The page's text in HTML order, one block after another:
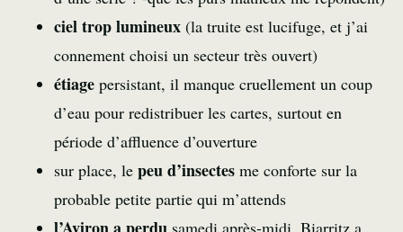
ciel trop lumineux (la truite est lucifuge, et j’ai
connement choisi un secteur très ouvert)
étiage persistant, il manque cruellement un coup
d’eau pour redistribuer les cartes, surtout en
période d’affluence d’ouverture
sur place, le peu d’insectes me conforte sur la
probable petite partie qui m’attends
samedi après-midi, Biarritz a